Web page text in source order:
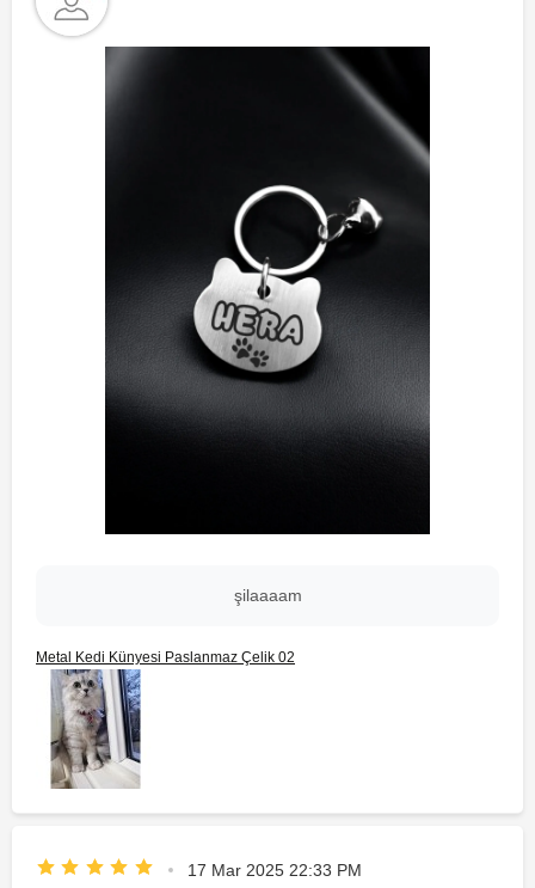
şilaaaam
Metal Kedi Künyesi Paslanmaz Çelik 02
17 Mar 2025 22:33 PM